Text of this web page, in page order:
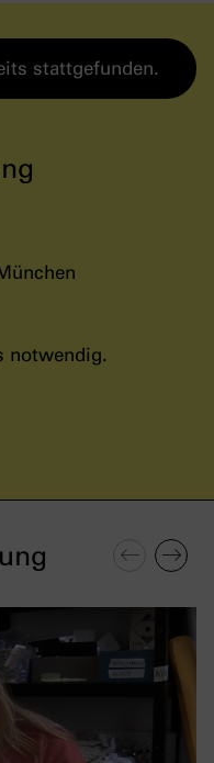
stattgefunden.
notwendig.